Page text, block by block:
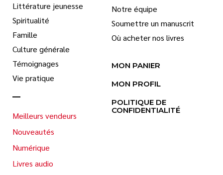
Littérature jeunesse
Spiritualité
Famille
Culture générale
Témoignages
Vie pratique
Meilleurs vendeurs
Nouveautés
Numérique
Livres audio
Notre équipe
Soumettre un manuscrit
Où acheter nos livres
MON PANIER
MON PROFIL
POLITIQUE DE
CONFIDENTIALITÉ